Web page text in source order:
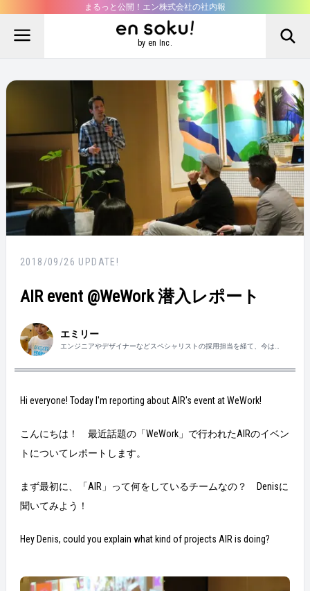
まるっと公開！エン株式会社の社内報
by en Inc.
2018/09/26 UPDATE!
AIR event @WeWork 潜入レポート
エミリー
エンジニアやデザイナーなどスペシャリストの採用担当を経て、今は
Hi everyone! Today I'm reporting about AIR's event at WeWork!
こんにちは！ 最近話題の「WeWork」で行われたAIRのイベン
トについてレポートします。
まず最初に、「AIR」って何をしているチームなの？ Denisに
聞いてみよう！
Hey Denis, could you explain what kind of projects AIR is doing?